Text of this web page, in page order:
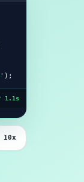
);
1.1s
10x